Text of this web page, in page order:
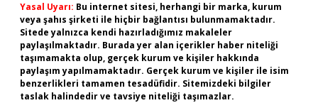
Yasal Uyarı: Bu internet sitesi, herhangi bir marka, kurum
veya şahıs şirketi ile hiçbir bağlantısı bulunmamaktadır.
Sitede yalnızca kendi hazırladığımız makaleler
paylaşılmaktadır. Burada yer alan içerikler haber niteliği
taşımamakta olup, gerçek kurum ve kişiler hakkında
paylaşım yapılmamaktadır. Gerçek kurum ve kişiler ile isim
benzerlikleri tamamen tesadüfidir. Sitemizdeki bilgiler
taslak halindedir ve tavsiye niteliği taşımazlar.